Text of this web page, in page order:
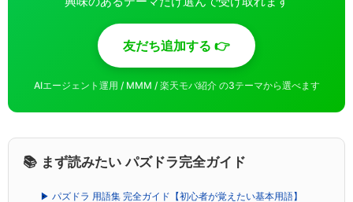
友だち追加する 👉
AIエージェント運用 / MMM / 楽天モバ紹介 の3テーマから選べます
📚 まず読みたい パズドラ完全ガイド
▶ パズドラ 用語集 完全ガイド【初心者が覚えたい基本用語】